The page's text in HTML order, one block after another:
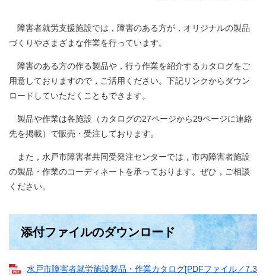
障害者就労支援施設では，障害のある方が，オリジナルの製品
づくりやさまざまな作業を行っています。
障害のある方の作る製品や，行う作業を紹介するカタログをご
用意しておりますので，ご活用ください。下記リンクからダウン
ロードしていただくこともできます。
製品や作業は各施設（カタログの27ページから29ページに連絡
先を掲載）で販売・受注しております。
また，水戸市障害者共同受発注センターでは，市内障害者施設
の製品・作業のコーディネートを承っております。ぜひ，ご相談
ください。
添付ファイルのダウンロード
水戸市障害者就労施設製品・作業カタログ[PDFファイル／7.3